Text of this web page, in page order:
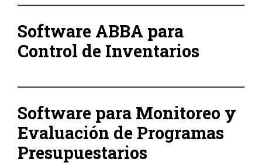
Software ABBA para
Control de Inventarios
Software para Monitoreo y
Evaluación de Programas
Presupuestarios